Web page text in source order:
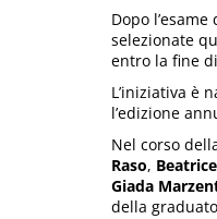
Dopo
selezionate
entro la fine
L’iniziativa è
l’edizione
Nel corso
Raso,
Giada
della